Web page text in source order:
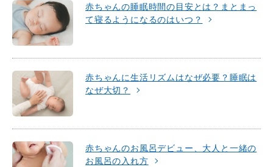
赤ちゃんの睡眠時間の目安とは？まとまっ
て寝るようになるのはいつ？
赤ちゃんに生活リズムはなぜ必要？睡眠は
なぜ大切？
赤ちゃんのお風呂デビュー、大人と一緒の
お風呂の入れ方